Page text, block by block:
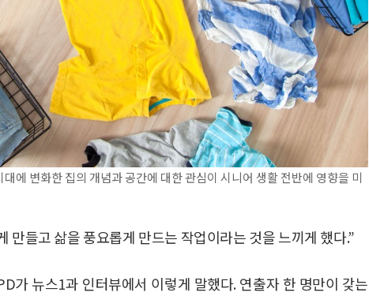
에 변화한 집의 개념과 공간에 대한 관심이 시니어 생활 전반에 영향을 미
만들고 삶을 풍요롭게 만드는 작업이라는 것을 느끼게 했다.”
가 뉴스1과 인터뷰에서 이렇게 말했다. 연출자 한 명만이 갖는